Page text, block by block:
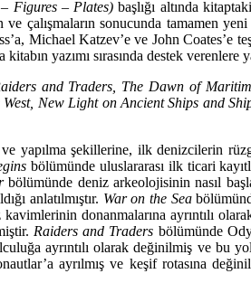
Figures – Plates)başlığı altında
ve çalışmaların sonucunda tamamen
Michael Katzev’e ve John Coates’e
yazımı sırasında destek verenlere
and Traders, The Dawn of
New Light on Ancient Ships and
yapılma şekillerine, ilk denizcilerin
bölümünde uluslararası ilk ticari
bölümünde deniz arkeolojisinin nasıl
anlatılmıştır. War on the Sea
donanmalarına ayrıntılı
Raiders and Traders bölümünde
ayrıntılı olarak değinil­miş ve bu
ayrılmış ve keşif rotasına